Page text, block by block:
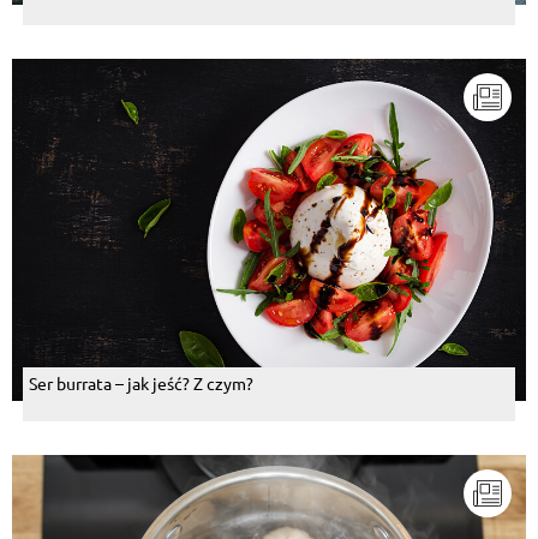
Ser burrata – jak jeść? Z czym?